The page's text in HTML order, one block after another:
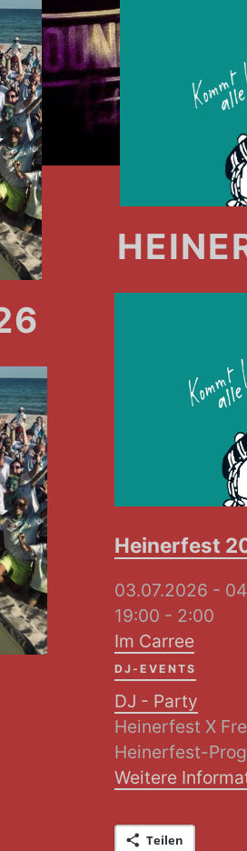
Heinerfest
03.07.2026 -
19:00 - 2:00
Im Carree
DJ-EVENTS
DJ - Party
Heinerfest X
Heinerfest-
Weitere
Teilen